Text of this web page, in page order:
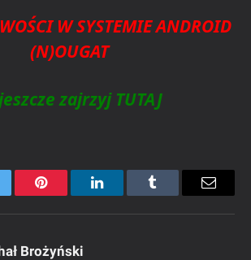
W SYSTEMIE ANDROID
(N)OUGAT
zajrzyj TUTAJ
Pinterest LinkedInTumblr Email
Brożyński